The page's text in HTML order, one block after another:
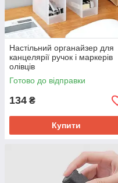
Настільний органайзер для
канцелярії ручок і маркерів
олівців
Готово до відправки
134 ₴
Купити